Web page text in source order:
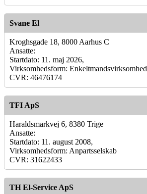
Svane El
Kroghsgade 18, 8000 Aarhus C
Ansatte:
Startdato: 11. maj 2026,
Virksomhedsform: Enkeltmandsvirksomhed
CVR: 46476174
TFI ApS
Haraldsmarkvej 6, 8380 Trige
Ansatte:
Startdato: 11. august 2008,
Virksomhedsform: Anpartsselskab
CVR: 31622433
TH El-Service ApS